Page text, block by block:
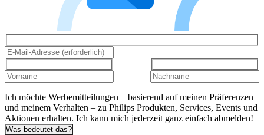
Ich möchte Werbemitteilungen – basierend auf meinen Präferenzen
und meinem Verhalten – zu Philips Produkten, Services, Events und
Aktionen erhalten. Ich kann mich jederzeit ganz einfach abmelden!
Was bedeutet das?